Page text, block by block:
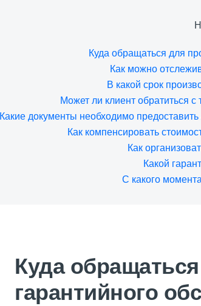
Куда обращаться для
Как можно
В какой срок
Может ли клиент обратиться
Какие документы необходимо
Как компенсировать
Как
Какой
С какого
Куда
гарантийного